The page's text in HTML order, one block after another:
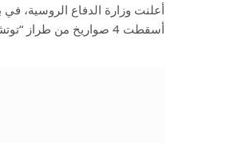
أعلنت وزارة الدفاع الروسية، في
أسقطت 4 صواريخ من طراز “توتشكا-يو”، و3…